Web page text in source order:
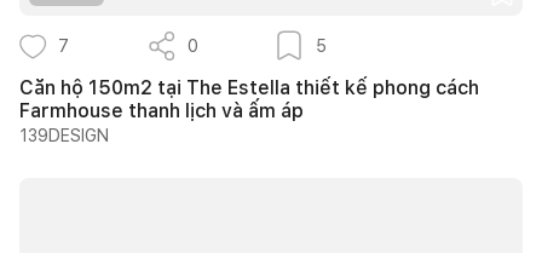
7 0 5
Căn hộ 150m2 tại The Estella thiết kế phong cách
Farmhouse thanh lịch và ấm áp
139DESIGN